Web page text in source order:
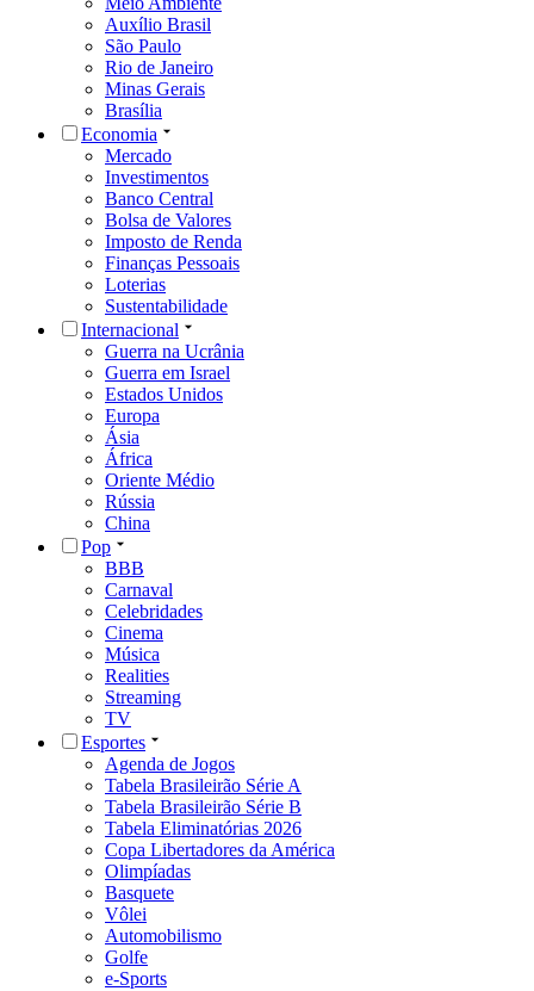
Auxílio Brasil
São Paulo
Rio de Janeiro
Minas Gerais
Brasília
Economia
Mercado
Investimentos
Banco Central
Bolsa de Valores
Imposto de Renda
Finanças Pessoais
Loterias
Sustentabilidade
Internacional
Guerra na Ucrânia
Guerra em Israel
Estados Unidos
Europa
Ásia
África
Oriente Médio
Rússia
China
Pop
BBB
Carnaval
Celebridades
Cinema
Música
Realities
Streaming
TV
Esportes
Agenda de Jogos
Tabela Brasileirão Série A
Tabela Brasileirão Série B
Tabela Eliminatórias 2026
Copa Libertadores da América
Olimpíadas
Basquete
Vôlei
Automobilismo
Golfe
e-Sports